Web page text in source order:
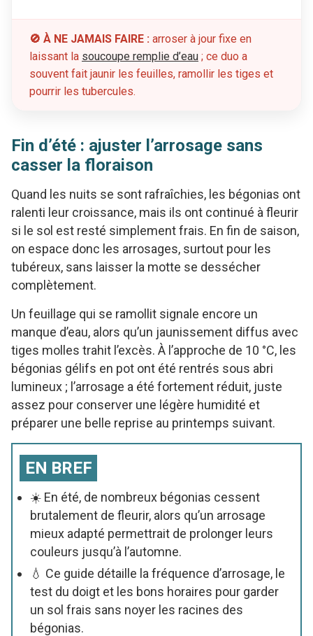
🚫 À NE JAMAIS FAIRE : arroser à jour fixe en
laissant la soucoupe remplie d’eau ; ce duo a
souvent fait jaunir les feuilles, ramollir les tiges et
pourrir les tubercules.
Fin d’été : ajuster l’arrosage sans
casser la floraison
Quand les nuits se sont rafraîchies, les bégonias ont
ralenti leur croissance, mais ils ont continué à fleurir
si le sol est resté simplement frais. En fin de saison,
on espace donc les arrosages, surtout pour les
tubéreux, sans laisser la motte se dessécher
complètement.
Un feuillage qui se ramollit signale encore un
manque d’eau, alors qu’un jaunissement diffus avec
tiges molles trahit l’excès. À l’approche de 10 °C, les
bégonias gélifs en pot ont été rentrés sous abri
lumineux ; l’arrosage a été fortement réduit, juste
assez pour conserver une légère humidité et
préparer une belle reprise au printemps suivant.
EN BREF
☀️ En été, de nombreux bégonias cessent
brutalement de fleurir, alors qu’un arrosage
mieux adapté permettrait de prolonger leurs
couleurs jusqu’à l’automne.
💧 Ce guide détaille la fréquence d’arrosage, le
test du doigt et les bons horaires pour garder
un sol frais sans noyer les racines des
bégonias.